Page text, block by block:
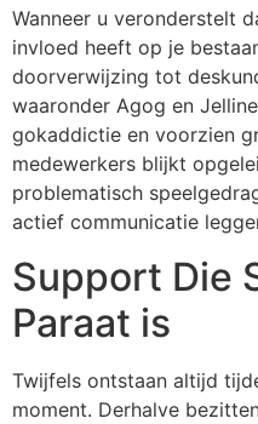
panel
panel
panel
giriş
per sale
Forum
Wanneer u veronderstelt
invloed heeft op je
doorverwijzing tot
waaronder Agog en
gokaddictie en voorzien
medewerkers blijkt
problematisch
actief communicatie
Support Die
Paraat is
Twijfels ontstaan altijd
moment. Derhalve